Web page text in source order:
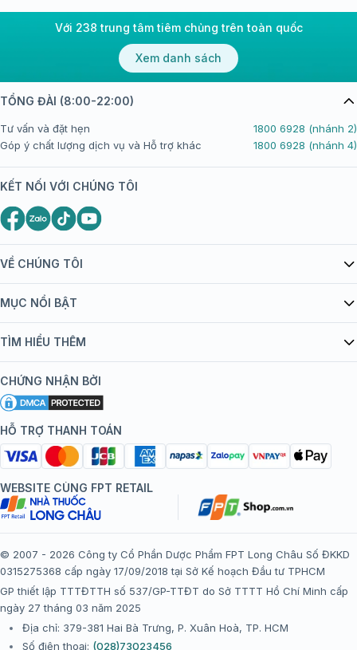
Với 238 trung tâm tiêm chủng trên toàn quốc
Xem danh sách
VỀ CHÚNG TÔI
Giới thiệu Tiêm Chủng FPT Long Châu
bán hàng
Chính sách nội dung
Chính sách bảo mật
Chính sách bảo mật dữ liệu cá nhân
Chính sách thanh toán
Chính sách đổi trả gói, mũi tiêm tại trung tâm tiêm chủng
FPT Long Châu
Thể lệ chương trình “Tích điểm nhận đặc quyền”
MỤC NỔI BẬT
Danh mục vắc xin
Đội ngũ bác sĩ, chuyên gia
Hệ thống trung tâm tiêm chủng
TÌM HIỂU THÊM
Khuyến mãi
Tôi nên tiêm gì?
Tiêm chủng đi nước ngoài
CHỨNG NHẬN BỞI
HỖ TRỢ THANH TOÁN
TỔNG ĐÀI (8:00-22:00)
Tư vấn và đặt hẹn
1800 6928 (nhánh 2)
Góp ý chất lượng dịch vụ và Hỗ trợ khác
1800 6928 (nhánh 4)
KẾT NỐI VỚI CHÚNG TÔI
WEBSITE CÙNG FPT RETAIL
© 2007 - 2026 Công ty Cổ Phần Dược Phẩm FPT Long Châu Số ĐKKD
0315275368 cấp ngày 17/09/2018 tại Sở Kế hoạch Đầu tư TPHCM
GP thiết lập TTTĐTTH số 537/GP-TTĐT do Sở TTTT Hồ Chí Minh cấp
ngày 27 tháng 03 năm 2025
Địa chỉ: 379-381 Hai Bà Trưng, P. Xuân Hoà, TP. HCM
Số điện thoại: (028)73023456